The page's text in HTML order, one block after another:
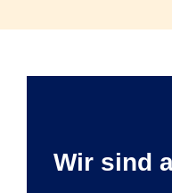
Wir sind